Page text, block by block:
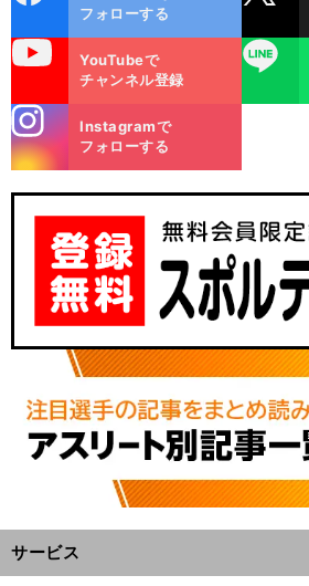
ok
フォローする
YouTubeで
チャンネル登録
LINE
m
Instagramで
フォローする
サービス